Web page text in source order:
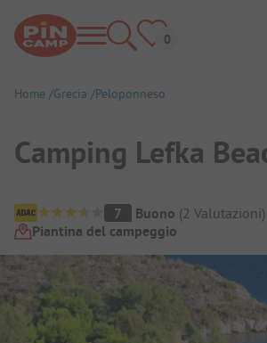
Home Grecia Peloponneso
Camping Lefka
Panoramica del campeggio
7 Buono (2 Valutazioni)
Piantina del campeggio